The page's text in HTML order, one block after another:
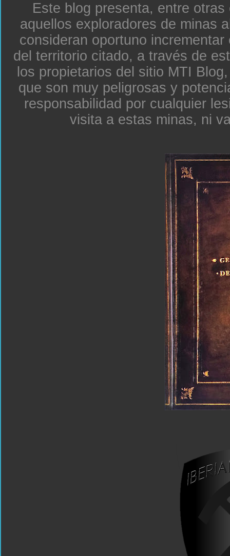
Este blog presenta, entre
aquellos exploradores de minas
consideran oportuno
del territorio citado, a través de
los propietarios del sitio MTI
que son muy peligrosas y
responsabilidad por cualquier
visita a estas minas, ni